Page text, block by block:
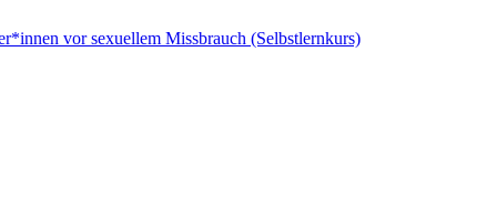
vor sexuellem Missbrauch (Selbstlernkurs)